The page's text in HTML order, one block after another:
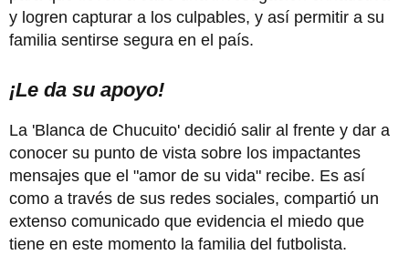
y logren capturar a los culpables, y así permitir a su
familia sentirse segura en el país.
¡Le da su apoyo!
La 'Blanca de Chucuito' decidió salir al frente y dar a
conocer su punto de vista sobre los impactantes
mensajes que el "amor de su vida" recibe. Es así
como a través de sus redes sociales, compartió un
extenso comunicado que evidencia el miedo que
tiene en este momento la familia del futbolista.